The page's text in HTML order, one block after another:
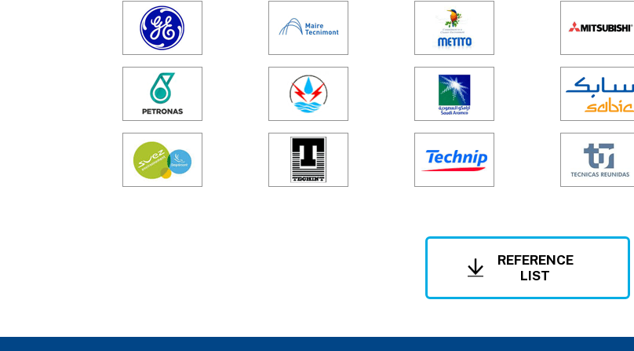
REFERENCE
LIST